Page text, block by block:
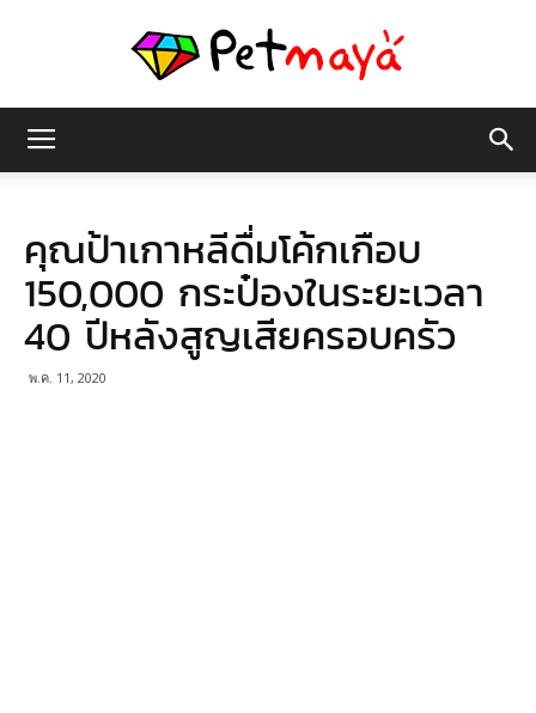
มายา
คุณป้าเกาหลีดื่มโค้กเกือบ
150,000 กระป๋องในระยะเวลา
40 ปีหลังสูญเสียครอบครัว
พ.ค. 11, 2020